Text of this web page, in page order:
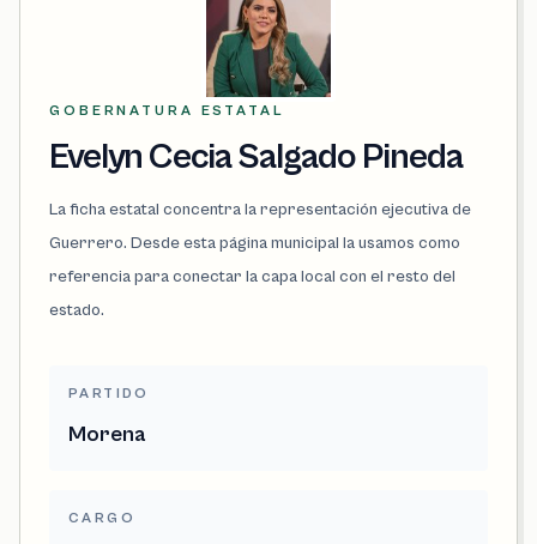
GOBERNATURA ESTATAL
Evelyn Cecia Salgado Pineda
La ficha estatal concentra la representación ejecutiva de
Guerrero. Desde esta página municipal la usamos como
referencia para conectar la capa local con el resto del
estado.
PARTIDO
Morena
CARGO